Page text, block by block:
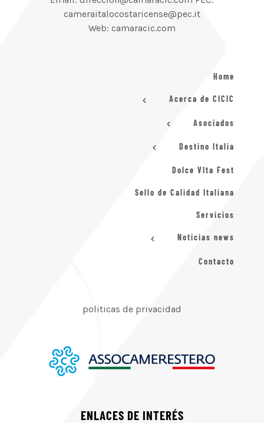
cameraitalocostaricense@pec.it
Web: camaracic.com
Home
Acerca de CICIC
Asociados
Destino Italia
Dolce VIta Fest
Sello de Calidad Italiana
Servicios
Noticias news
Contacto
politicas de privacidad
ENLACES DE INTERÉS